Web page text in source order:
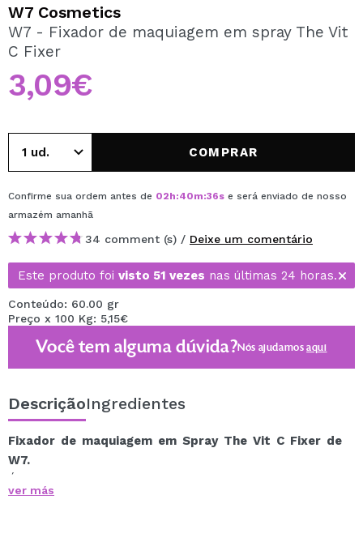
Ao criar uma conta no Maquibeauty.pt pode fazer as suas
compras rapidamente, verificar o estado das suas
W7 Cosmetics
W7 - Fixador de maquiagem em spray The Vit
C Fixer
3,09€
COMPRAR
Confirme sua ordem antes de 02h:40m:36s e será enviado de nosso
armazém amanhã
34 comment (s) / Deixe um comentário
Este produto foi visto 51 vezes nas últimas 24 horas.
Conteúdo: 60.00 gr
Preço x 100 Kg: 5,15€
Você tem alguma dúvida?Nós ajudamosaqui
DescriçãoIngredientes
Fixador de maquiagem em Spray The Vit C Fixer de
W7.
É um spray fixador de maquiagem que ajuda a fixar e
manter a maquiagem impecável após sua aplicação.
ver más